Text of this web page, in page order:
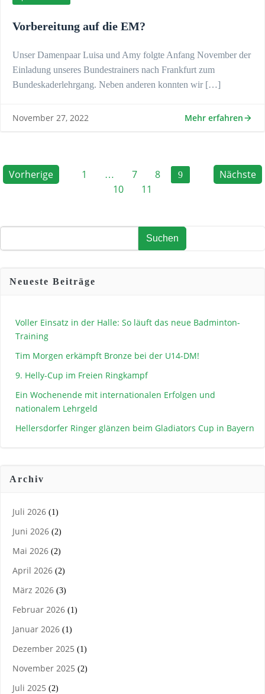
Vorbereitung auf die EM?
Unser Damenpaar Luisa und Amy folgte Anfang November der
Einladung unseres Bundestrainers nach Frankfurt zum
Bundeskaderlehrgang. Neben anderen konnten wir […]
November 27, 2022 Mehr erfahren
POSTS
Vorherige
POSTS
Page
1 … Page
7 Page
8 Page
9
10
Page
11
Nächste
Suchen
Neueste Beiträge
Voller Einsatz in der Halle: So läuft das neue Badminton-
Training
Tim Morgen erkämpft Bronze bei der U14-DM!
9. Helly-Cup im Freien Ringkampf
Ein Wochenende mit internationalen Erfolgen und
nationalem Lehrgeld
Hellersdorfer Ringer glänzen beim Gladiators Cup in Bayern
Archiv
Juli 2026 (1)
Juni 2026 (2)
Mai 2026 (2)
April 2026 (2)
März 2026 (3)
Februar 2026 (1)
Januar 2026 (1)
Dezember 2025 (1)
November 2025 (2)
Juli 2025 (2)